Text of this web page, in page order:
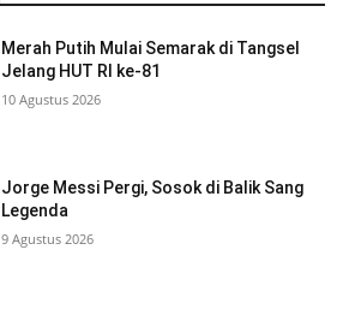
Merah Putih Mulai Semarak di Tangsel
Jelang HUT RI ke-81
10 Agustus 2026
Jorge Messi Pergi, Sosok di Balik Sang
Legenda
9 Agustus 2026